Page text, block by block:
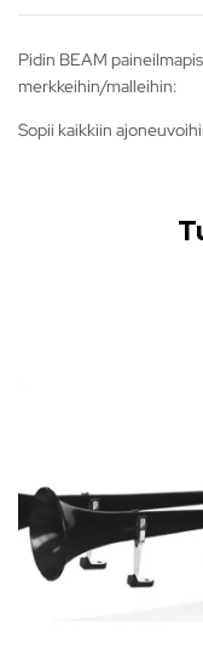
Pidin BEAM
merkkeihin/malleihin:
Sopii kaikkiin